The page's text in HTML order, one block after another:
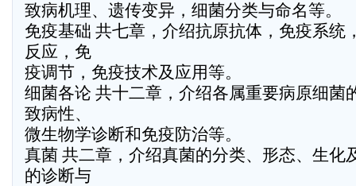
致病机理、遗传变异，细菌分类与命名等。
免疫基础 共七章，介绍抗原抗体，免疫系统
反应，免
疫调节，免疫技术及应用等。
细菌各论 共十二章，介绍各属重要病原细菌
致病性、
微生物学诊断和免疫防治等。
真菌 共二章，介绍真菌的分类、形态、生化
的诊断与